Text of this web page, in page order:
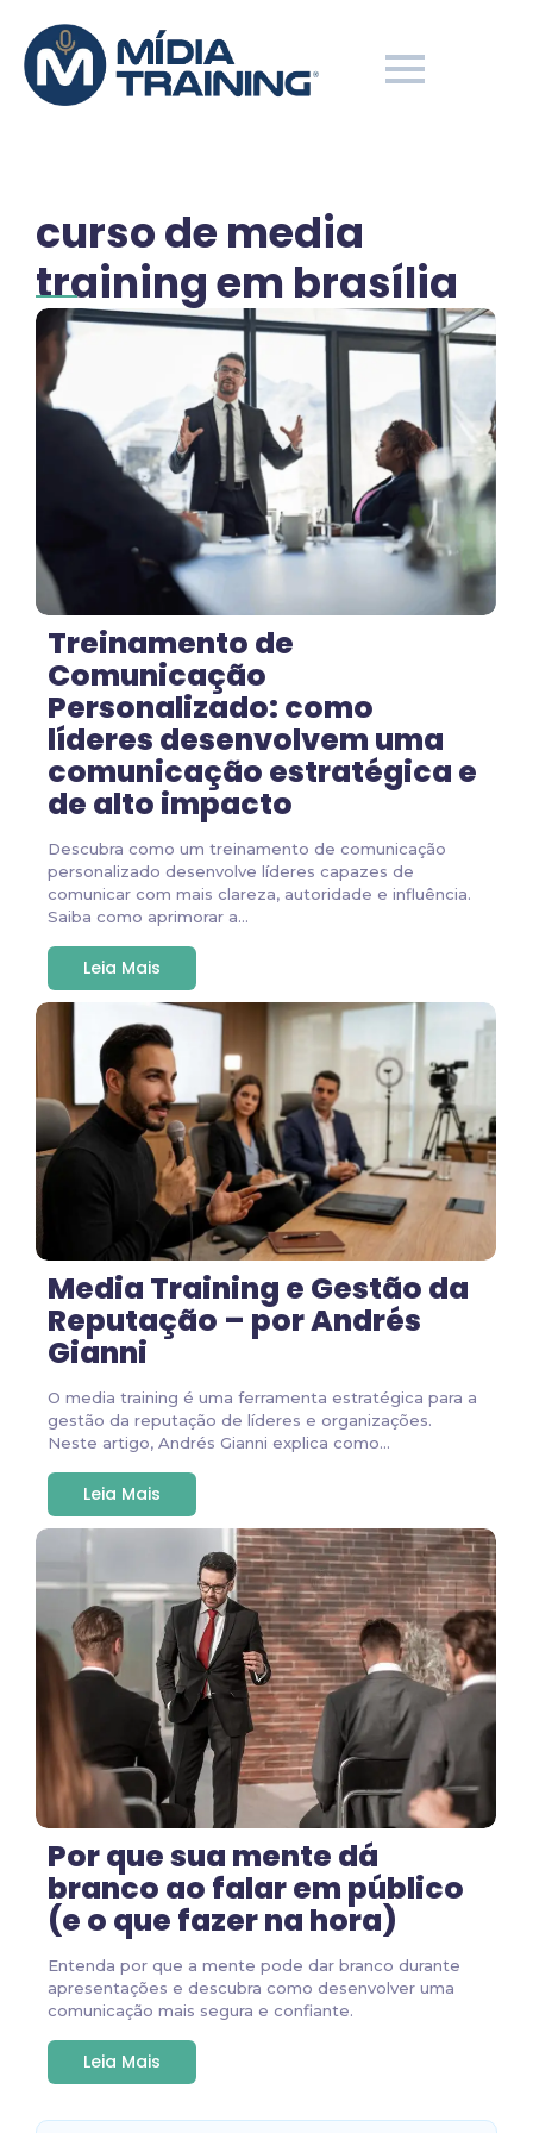
curso de media
training em brasília
Treinamento de
Comunicação
Personalizado: como
líderes desenvolvem uma
comunicação estratégica e
de alto impacto
Descubra como um treinamento de comunicação
personalizado desenvolve líderes capazes de
comunicar com mais clareza, autoridade e influência.
Saiba como aprimorar a...
Leia Mais
Media Training e Gestão da
Reputação – por Andrés
Gianni
O media training é uma ferramenta estratégica para a
gestão da reputação de líderes e organizações.
Neste artigo, Andrés Gianni explica como...
Leia Mais
Por que sua mente dá
branco ao falar em público
(e o que fazer na hora)
Entenda por que a mente pode dar branco durante
apresentações e descubra como desenvolver uma
comunicação mais segura e confiante.
Leia Mais